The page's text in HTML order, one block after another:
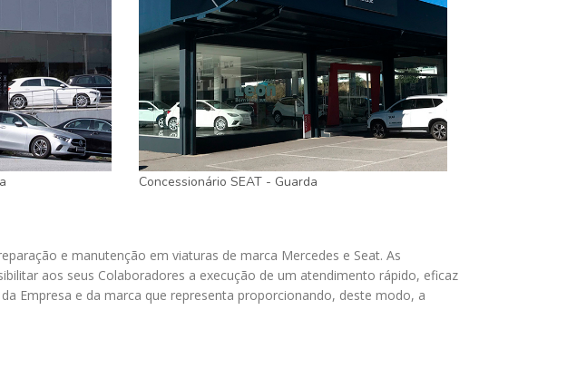
Concessionário SEAT - Guarda
e manutenção em viaturas de marca Mercedes e Seat. As
aos seus Colaboradores a execução de um atendimento rápido, eficaz
Empresa e da marca que representa proporcionando, deste modo, a